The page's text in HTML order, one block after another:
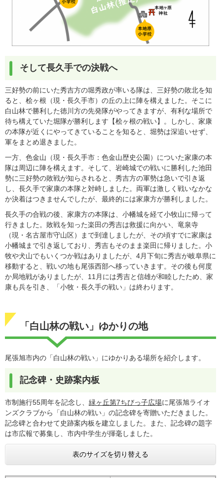
そして長久手での決戦へ
三好勢の前にいた秀吉方の堀秀政が率いる隊は、三好勢の敗北を知
ると、桧ヶ根（現・長久手市）の丘の上に陣を構えました。そこに
白山林で勝利した徳川方の先発隊がやってきますが、有利な場所で
待ち構えていた堀隊が勝利します【桧ヶ根の戦い】。しかし、家康
の本隊が近くにやってきていることを知ると、堀勢は深追いせず、
軍をまとめ退きました。
一方、色金山（現・長久手市：色金山歴史公園）についた家康の本
隊は周辺に陣を構えます。そして、岩崎城での戦いに勝利した池田
勢に三好勢の敗戦が知らされると、秀吉方の軍勢は急いで引き返
し、長久手で家康の本隊と対峙しました。両軍は激しく戦いなかな
か決着はつきませんでしたが、最終的には家康方が勝利しました。
長久手の合戦の後、家康方の本隊は、小幡城を経て小牧山に帰って
行きました。敗戦を知った楽田の秀吉は救援に向かい、竜泉寺
（現・名古屋市守山区）まで到達しましたが、その頃すでに家康は
小幡城まで引き返しており、秀吉もそのまま楽田に帰りました。小
牧や犬山でもいくつか戦はありましたが、4月下旬に秀吉が岐阜県に
移動すると、戦いの地も尾張西部へ移っていきます。その後も何度
か局地戦がありましたが、11月には秀吉と信雄が和睦したため、家
康も兵を引き、「小牧・長久手の戦い」は終わります。
「白山林の戦い」ゆかりの地
尾張旭市内の「白山林の戦い」にゆかりある場所を紹介します。
記念碑・史跡案内板
市制施行55周年を記念し、 緑ヶ丘第7ちびっ子広場に尾張旭ライオ
ンズクラブから「白山林の戦い」の記念碑を寄贈いただきました。
記念碑と合わせて史跡案内板を建立しました。また、記念碑の題字
は市広報で募集し、市内中学生が揮毫しました。
表のサイズを切り替える